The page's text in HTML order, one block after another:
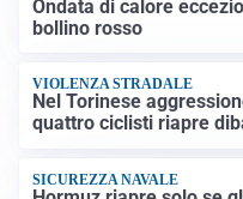
Ondata di calore
bollino rosso
VIOLENZA STRADALE
Nel Torinese
quattro ciclisti riapre
SICUREZZA NAVALE